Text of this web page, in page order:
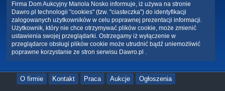
Firma Dom Aukcyjny Mariola Nosko informuje, iż używa na stronie
Dawro.pl technologii "cookies" (tzw. "ciasteczka") do identyfikacji
zalogowanych użytkowników w celu poprawnej prezentacji informacji.
Użytkownik, który nie chce otrzymywać plików cookie, może zmienić
ustawienia swojej przeglądarki. Ostrzegamy iż wyłączenie w
przeglądarce obsługi plików cookie może utrudnić bądź uniemożliwić
poprawne korzystanie ze stron serwisu Dawro.pl .
O firmie Kontakt Praca Aukcje Ogłoszenia